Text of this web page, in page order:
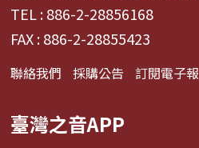
TEL : 886-2-28856168
FAX : 886-2-28855423
聯絡我們 採購公告 訂閱電子報
臺灣之音APP